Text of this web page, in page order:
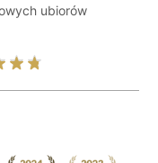
ubiorów